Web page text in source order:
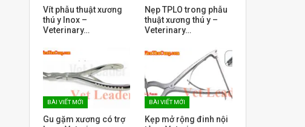
Vít phẫu thuật xương
thú y Inox –
Veterinary…
Nẹp TPLO trong phẫu
thuật xương thú y –
Veterinary…
BÀI VIẾT MỚI
Gu gặm xương có trợ
BÀI VIẾT MỚI
Kẹp mở rộng đinh nội